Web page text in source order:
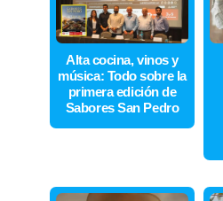
Alta cocina, vinos y
música: Todo sobre la
primera edición de
Sabores San Pedro